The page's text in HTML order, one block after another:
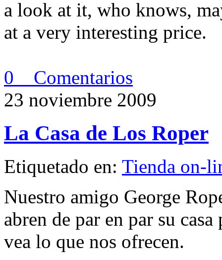
a look at it, who knows,
at a very interesting price.
0 Comentarios
23 noviembre 2009
La Casa de Los Roper
Etiquetado en: Tienda on-
Nuestro amigo George
abren de par en par su
vea lo que nos ofrecen.